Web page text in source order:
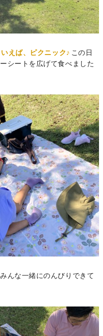
えば、ピクニック♪ この日
シートを広げて食べました
んな一緒にのんびりできて